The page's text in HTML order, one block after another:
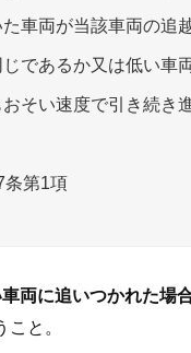
車両が当該車両の追
であるか又は低い車
そい速度で引き続き
条第1項
両に追いつかれた場
こと。